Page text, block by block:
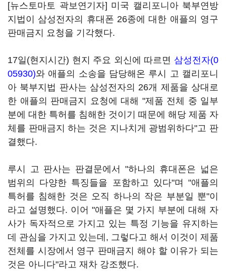
[뉴스토마토 곽보연기자] 미국 캘리포니아 북부연방
지법이 삼성전자의 휴대폰 26종에 대한 애플의 영구
판매금지 요청을 기각했다.
17일(현지시간) 현지 주요 외신에 따르면 삼성전자(0
05930)와 애플의 소송을 담당해온 루시 고 캘리포니
아 북부지법 판사는 삼성전자의 26개 제품을 상대로
한 애플의 판매금지 요청에 대해 "제품 전체 중 일부
분에 대한 특허를 침해한 것이기 때문에 해당 제품 자
체를 판매금지 하는 것은 지나치게 광범위하다"고 판
결했다.
루시 고 판사는 판결문에서 "하나의 휴대폰은 넓은
범위의 다양한 특징들을 포함하고 있다"며 "애플의
특허를 침해한 것은 오직 하나의 작은 부분일 뿐"이
라고 설명했다. 이어 "애플은 몇 가지 부분에 대해 자
사가 독자적으로 가지고 있는 특정 기능을 유지하는
데 관심을 가지고 있는데, 그렇다고 해서 이것이 제품
전체를 시장에서 영구 판매금지 해야 할 이유가 되는
것은 아니다"라고 재차 강조했다.